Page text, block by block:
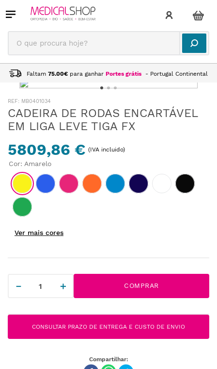
O que procura hoje?
Faltam 75.00€ para ganhar Portes grátis - Portugal Continental
: MB0401034
CADEIRA DE RODAS ENCARTÁVEL
EM LIGA LEVE TIGA FX
5809,86 € (IVA incluido)
Cor: Amarelo
＋
－ COMPRAR
CONSULTAR PRAZO DE ENTREGA E CUSTO DE ENVIO